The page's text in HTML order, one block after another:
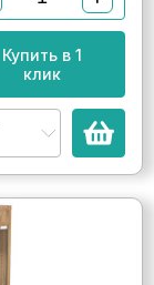
Купить в 1
клик